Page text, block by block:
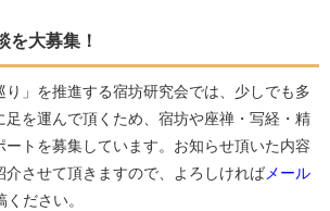
を大募集！
り」を推進する宿坊研究会では、少しでも多
足を運んで頂くため、宿坊や座禅・写経・精
トを募集しています。お知らせ頂いた内容
介させて頂きますので、よろしければメール
ださい。